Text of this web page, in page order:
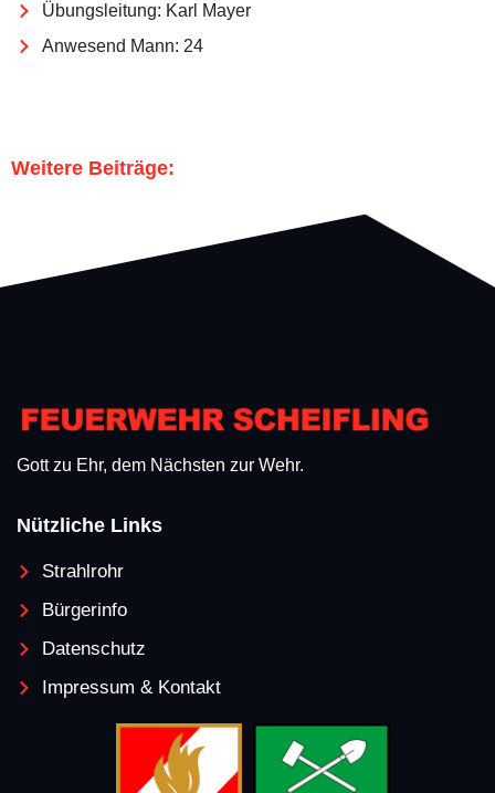
Übungsleitung: Karl Mayer
Anwesend Mann: 24
Weitere Beiträge:
Gott zu Ehr, dem Nächsten zur Wehr.
Nützliche Links
Strahlrohr
Bürgerinfo
Datenschutz
Impressum & Kontakt